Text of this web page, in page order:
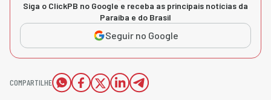
Siga o ClickPB no Google e receba as principais notícias da
Paraíba e do Brasil
Seguir no Google
COMPARTILHE